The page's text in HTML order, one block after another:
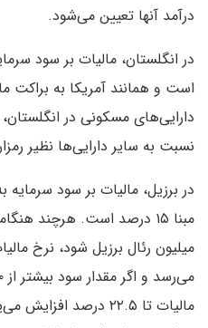
درآمد آنها تعیین می‌شود.
است و همانند آمریکا به براکت
دارایی‌های مسکونی در
نسبت به سایر دارایی‌ها نظیر
در برزیل، مالیات بر سود
مالیات تا ۲۲.۵ درصد